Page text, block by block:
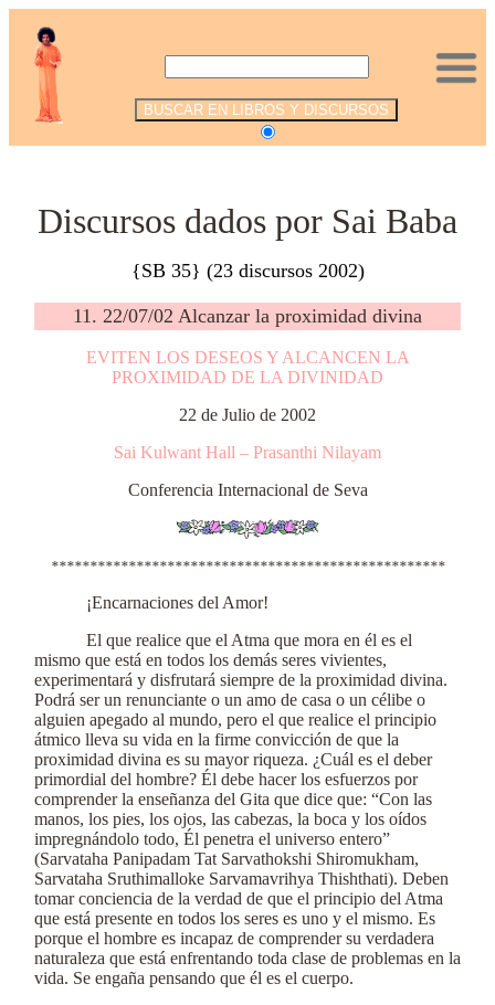
Discursos dados por Sai Baba
{SB 35} (23 discursos 2002)
11. 22/07/02 Alcanzar la proximidad divina
EVITEN LOS DESEOS Y ALCANCEN LA
PROXIMIDAD DE LA DIVINIDAD
22 de Julio de 2002
Sai Kulwant Hall – Prasanthi Nilayam
Conferencia Internacional de Seva
***************************************************
¡Encarnaciones del Amor!
El que realice que el Atma que mora en él es el
mismo que está en todos los demás seres vivientes,
experimentará y disfrutará siempre de la proximidad divina.
Podrá ser un renunciante o un amo de casa o un célibe o
alguien apegado al mundo, pero el que realice el principio
átmico lleva su vida en la firme convicción de que la
proximidad divina es su mayor riqueza. ¿Cuál es el deber
primordial del hombre? Él debe hacer los esfuerzos por
comprender la enseñanza del Gita que dice que: “Con las
manos, los pies, los ojos, las cabezas, la boca y los oídos
impregnándolo todo, Él penetra el universo entero”
(Sarvataha Panipadam Tat Sarvathokshi Shiromukham,
Sarvataha Sruthimalloke Sarvamavrihya Thishthati). Deben
tomar conciencia de la verdad de que el principio del Atma
que está presente en todos los seres es uno y el mismo. Es
porque el hombre es incapaz de comprender su verdadera
naturaleza que está enfrentando toda clase de problemas en la
vida. Se engaña pensando que él es el cuerpo.